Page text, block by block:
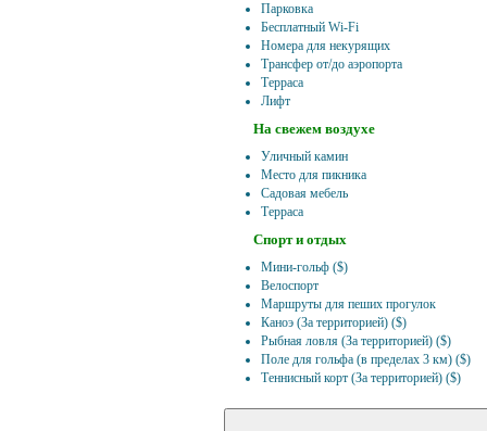
Парковка
Бесплатный Wi-Fi
Номера для некурящих
Трансфер от/до аэропорта
Терраса
Лифт
На свежем воздухе
Уличный камин
Место для пикника
Садовая мебель
Терраса
Спорт и отдых
Мини-гольф ($)
Велоспорт
Маршруты для пеших прогулок
Каноэ (За территорией) ($)
Рыбная ловля (За территорией) ($)
Поле для гольфа (в пределах 3 км) ($)
Теннисный корт (За территорией) ($)